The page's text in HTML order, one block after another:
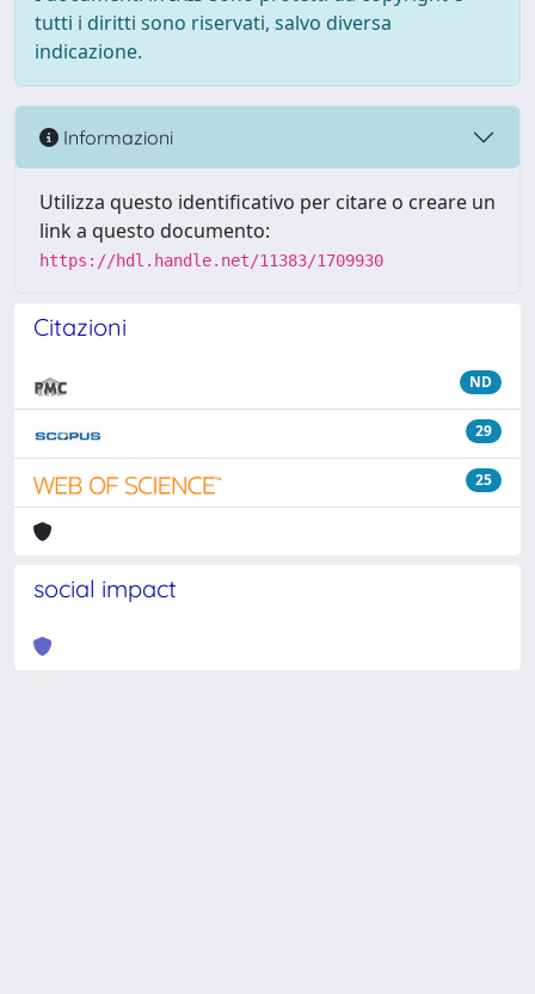
tutti i diritti sono riservati, salvo diversa
indicazione.
Informazioni
Utilizza questo identificativo per citare o creare un
link a questo documento:
https://hdl.handle.net/11383/1709930
Citazioni
ND
29
25
social impact